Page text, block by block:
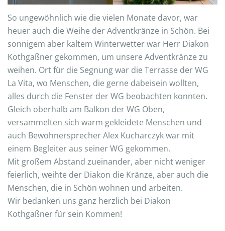
So ungewöhnlich wie die vielen Monate davor, war
heuer auch die Weihe der Adventkränze in Schön. Bei
sonnigem aber kaltem Winterwetter war Herr Diakon
Kothgaßner gekommen, um unsere Adventkränze zu
weihen. Ort für die Segnung war die Terrasse der WG
La Vita, wo Menschen, die gerne dabeisein wollten,
alles durch die Fenster der WG beobachten konnten.
Gleich oberhalb am Balkon der WG Oben,
versammelten sich warm gekleidete Menschen und
auch Bewohnersprecher Alex Kucharczyk war mit
einem Begleiter aus seiner WG gekommen.
Mit großem Abstand zueinander, aber nicht weniger
feierlich, weihte der Diakon die Kränze, aber auch die
Menschen, die in Schön wohnen und arbeiten.
Wir bedanken uns ganz herzlich bei Diakon
Kothgaßner für sein Kommen!